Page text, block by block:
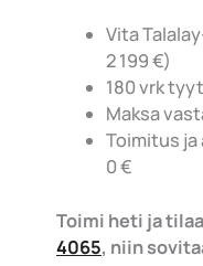
Vita
2 199 €)
180 vrk
Maksa
Toimitus
0 €
Toimi heti ja
4065, niin